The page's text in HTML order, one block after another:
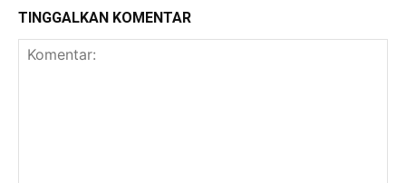
TINGGALKAN KOMENTAR